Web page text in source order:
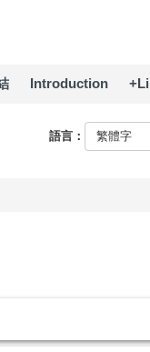
Introduction
語言：